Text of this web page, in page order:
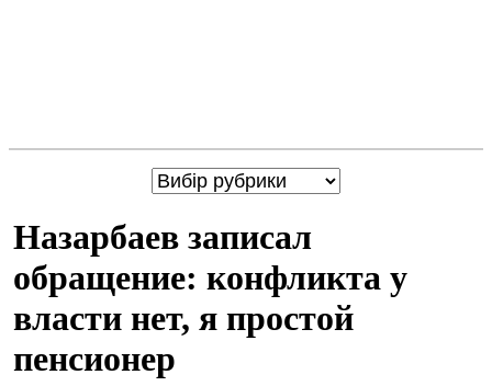
Назарбаев записал
обращение: конфликта у
власти нет, я простой
пенсионер